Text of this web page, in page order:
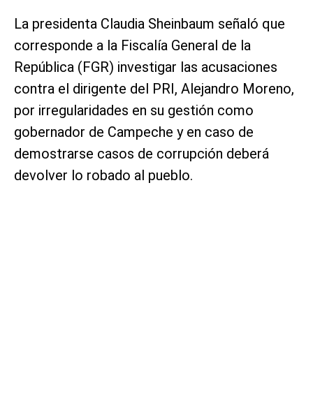
La presidenta Claudia Sheinbaum señaló que
corresponde a la Fiscalía General de la
República (FGR) investigar las acusaciones
contra el dirigente del PRI, Alejandro Moreno,
por irregularidades en su gestión como
gobernador de Campeche y en caso de
demostrarse casos de corrupción deberá
devolver lo robado al pueblo.